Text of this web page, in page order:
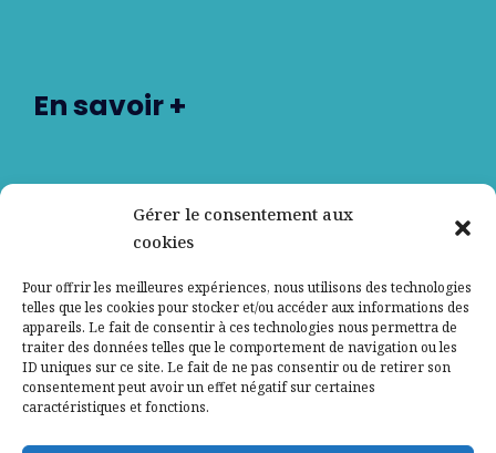
Gérer le consentement aux
cookies
Pour offrir les meilleures expériences, nous utilisons des technologies
telles que les cookies pour stocker et/ou accéder aux informations des
appareils. Le fait de consentir à ces technologies nous permettra de
traiter des données telles que le comportement de navigation ou les
ID uniques sur ce site. Le fait de ne pas consentir ou de retirer son
consentement peut avoir un effet négatif sur certaines
caractéristiques et fonctions.
En savoir +
Contactez-nous
Mentions légales